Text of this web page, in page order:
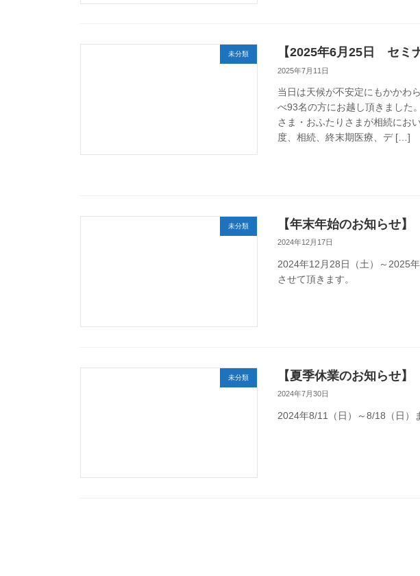
未分類 【2025年6月25日 セミ
2025年7月11日
当日は天候が不安定にもかかわ
べ93名の方にお越し頂きました
さま・おふたりさまが相続にお
度、相続、終末期医療、デ […]
未分類 【年末年始のお知らせ】
2024年12月17日
2024年12月28日（土）～2025
させて頂きます。
未分類 【夏季休業のお知らせ】
2024年7月30日
2024年8/11（日）～8/18（日）